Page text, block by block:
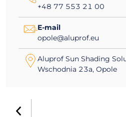
+48 77 553 21 00
E-mail
opole@aluprof.eu
Aluprof Sun Shading
Wschodnia 23a, Opole